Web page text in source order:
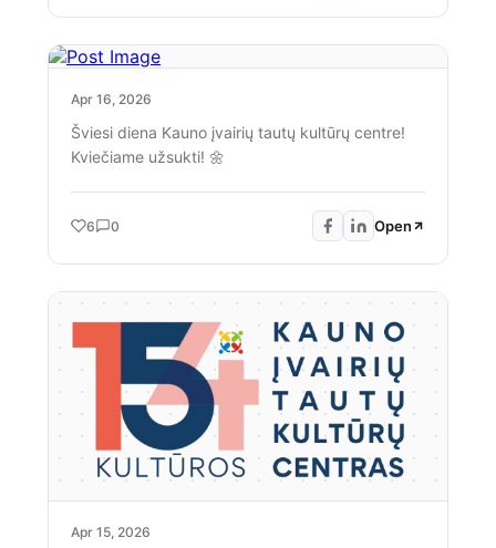
Apr 16, 2026
Šviesi diena Kauno įvairių tautų kultūrų centre!
Kviečiame užsukti! 🌼
6 0 Open
Apr 15, 2026